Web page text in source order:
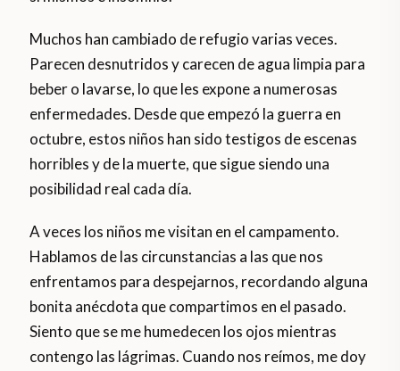
Muchos han cambiado de refugio varias veces.
Parecen desnutridos y carecen de agua limpia para
beber o lavarse, lo que les expone a numerosas
enfermedades. Desde que empezó la guerra en
octubre, estos niños han sido testigos de escenas
horribles y de la muerte, que sigue siendo una
posibilidad real cada día.
A veces los niños me visitan en el campamento.
Hablamos de las circunstancias a las que nos
enfrentamos para despejarnos, recordando alguna
bonita anécdota que compartimos en el pasado.
Siento que se me humedecen los ojos mientras
contengo las lágrimas. Cuando nos reímos, me doy